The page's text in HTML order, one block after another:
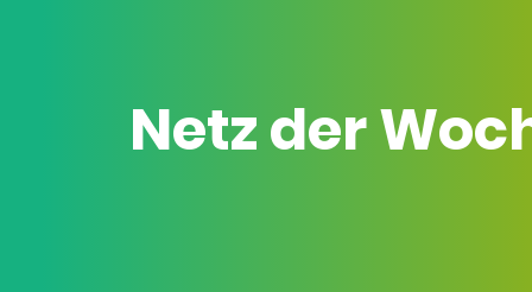
Netz der